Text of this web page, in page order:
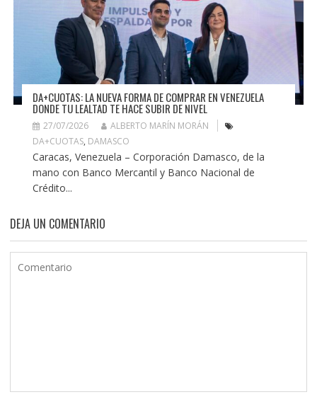
DA+CUOTAS: LA NUEVA FORMA DE COMPRAR EN VENEZUELA
DONDE TU LEALTAD TE HACE SUBIR DE NIVEL
27/07/2026
ALBERTO MARÍN MORÁN
DA+CUOTAS, DAMASCO
Caracas, Venezuela – Corporación Damasco, de la
mano con Banco Mercantil y Banco Nacional de
Crédito...
DEJA UN COMENTARIO